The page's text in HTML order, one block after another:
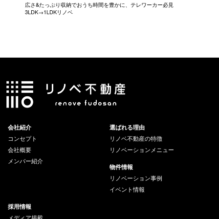
広さ&たっぷり収納でおうち時間を豊かに、テレワーカー必見
3LDK→1LDKリノベ
会社紹介
コンセプト
会社概要
メンバー紹介
選ばれる理由
リノベ不動産の特徴
リノベーションメニュー
物件情報
リノベーション事例
イベント情報
採用情報